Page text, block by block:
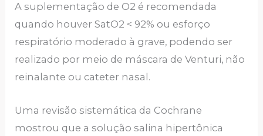
A suplementação de O2 é recomendada
quando houver SatO2 < 92% ou esforço
respiratório moderado à grave, podendo ser
realizado por meio de máscara de Venturi, não
reinalante ou cateter nasal.
Uma revisão sistemática da Cochrane
mostrou que a solução salina hipertônica